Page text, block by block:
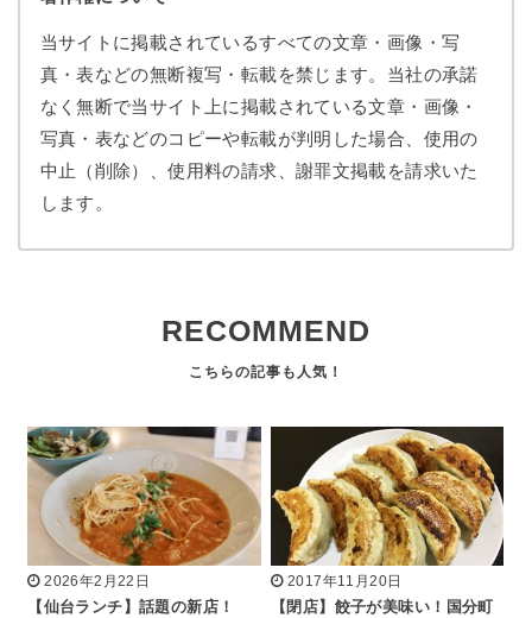
当サイトに掲載されているすべての文章・画像・写
真・表などの無断複写・転載を禁じます。当社の承諾
なく無断で当サイト上に掲載されている文章・画像・
写真・表などのコピーや転載が判明した場合、使用の
中止（削除）、使用料の請求、謝罪文掲載を請求いた
します。
RECOMMEND
2026年2月22日
【仙台ランチ】話題の新店！
2017年11月20日
【閉店】餃子が美味い！国分町